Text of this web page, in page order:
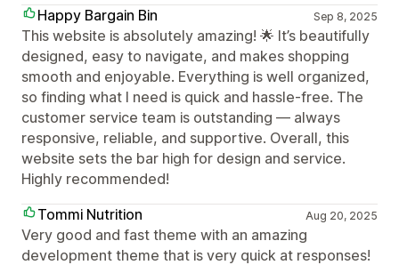
Happy Bargain Bin
Sep 8, 2025
This website is absolutely amazing! 🌟 It’s beautifully
designed, easy to navigate, and makes shopping
smooth and enjoyable. Everything is well organized,
so finding what I need is quick and hassle-free. The
customer service team is outstanding — always
responsive, reliable, and supportive. Overall, this
website sets the bar high for design and service.
Highly recommended!
Tommi Nutrition
Aug 20, 2025
Very good and fast theme with an amazing
development theme that is very quick at responses!